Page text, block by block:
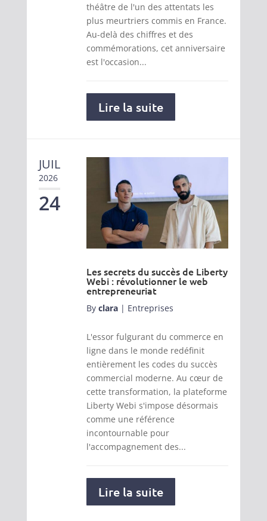
théâtre de l'un des attentats les
plus meurtriers commis en France.
Au-delà des chiffres et des
commémorations, cet anniversaire
est l'occasion...
Lire la suite
JUIL
2026
24
Les secrets du succès de Liberty
Webi : révolutionner le web
entrepreneuriat
By clara| Entreprises
L'essor fulgurant du commerce en
ligne dans le monde redéfinit
entièrement les codes du succès
commercial moderne. Au cœur de
cette transformation, la plateforme
Liberty Webi s'impose désormais
comme une référence
incontournable pour
l'accompagnement des...
Lire la suite